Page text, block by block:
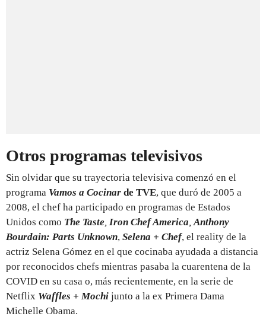
Otros programas televisivos
Sin olvidar que su trayectoria televisiva comenzó en el
programa Vamos a Cocinar de TVE, que duró de 2005 a
2008, el chef ha participado en programas de Estados
Unidos como The Taste, Iron Chef America,Anthony
Bourdain: Parts Unknown, Selena + Chef, el reality de la
actriz Selena Gómez en el que cocinaba ayudada a distancia
por reconocidos chefs mientras pasaba la cuarentena de la
COVID en su casa o, más recientemente, en la serie de
Netflix Waffles + Mochi junto a la ex Primera Dama
Michelle Obama.